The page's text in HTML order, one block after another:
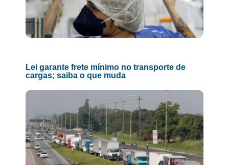
Lei garante frete mínimo no transporte de
cargas; saiba o que muda